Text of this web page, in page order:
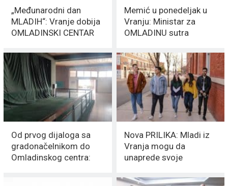
„Međunarodni dan
MLADIH“: Vranje dobija
OMLADINSKI CENTAR
Memić u ponedeljak u
Vranju: Ministar za
OMLADINU sutra
Od prvog dijaloga sa
gradonačelnikom do
Omladinskog centra:
Nova PRILIKA: Mladi iz
Vranja mogu da
unaprede svoje
omladinske fondove